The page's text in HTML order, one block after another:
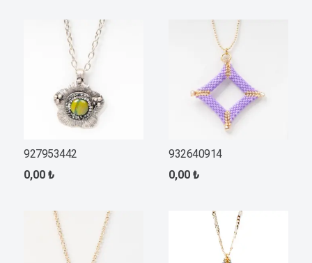
927953442
0,00 ₺
932640914
0,00 ₺